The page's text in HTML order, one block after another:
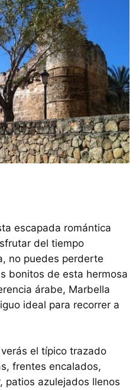
escapada romántica
del tiempo
no puedes perderte
bonitos de esta hermosa
árabe, Marbella
ideal para recorrer a
verás el típico trazado
frentes encalados,
patios azulejados llenos